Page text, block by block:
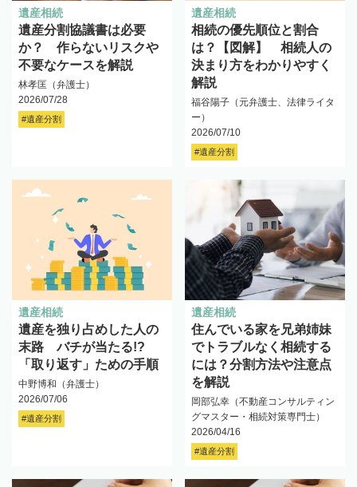
遺産相続
遺産分割協議書は必要
か？ 作らないリスクや
不要なケースを解説
林孝匡（弁護士）
2026/07/28
#遺産分割
遺産相続
相続の優先順位と割合
は？【図解】 相続人の
決まり方をわかりやすく
解説
福谷陽子（元弁護士、法律ライタ
ー）
2026/07/10
#遺産分割
遺産相続
遺産を独り占めした人の
末路 バチが当たる!?
「取り返す」ための手順
中野博和（弁護士）
2026/07/06
#遺産分割
遺産相続
住んでいる家を兄弟姉妹
でトラブルなく相続する
には？分割方法や注意点
を解説
岡部弘幸（不動産コンサルティン
グマスター・相続対策専門士）
2026/04/16
#遺産分割